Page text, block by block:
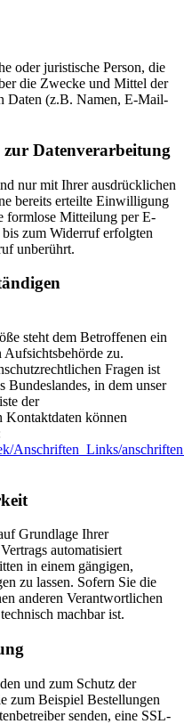
oder juristische Person, die
die Zwecke und Mittel der
Daten (z.B. Namen, E-Mail-
Datenverarbeitung
nur mit Ihrer ausdrücklichen
bereits erteilte Einwilligung
formlose Mitteilung per E-
zum Widerruf erfolgten
unberührt.
steht dem Betroffenen ein
Aufsichtsbehörde zu.
Fragen ist
Bundeslandes, in dem unser
der
Kontaktdaten können
Anschriften_Links/
Grundlage Ihrer
automatisiert
in einem gängigen,
zu lassen. Sofern Sie die
anderen Verantwortlichen
machbar ist.
und zum Schutz der
zum Beispiel Bestellungen
senden, eine SSL-